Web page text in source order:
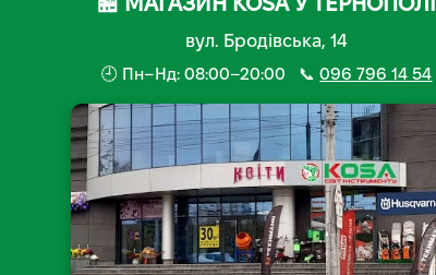
вул. Бродівська, 14
🕘 Пн–Нд: 08:00–20:00 📞096 796 14 54